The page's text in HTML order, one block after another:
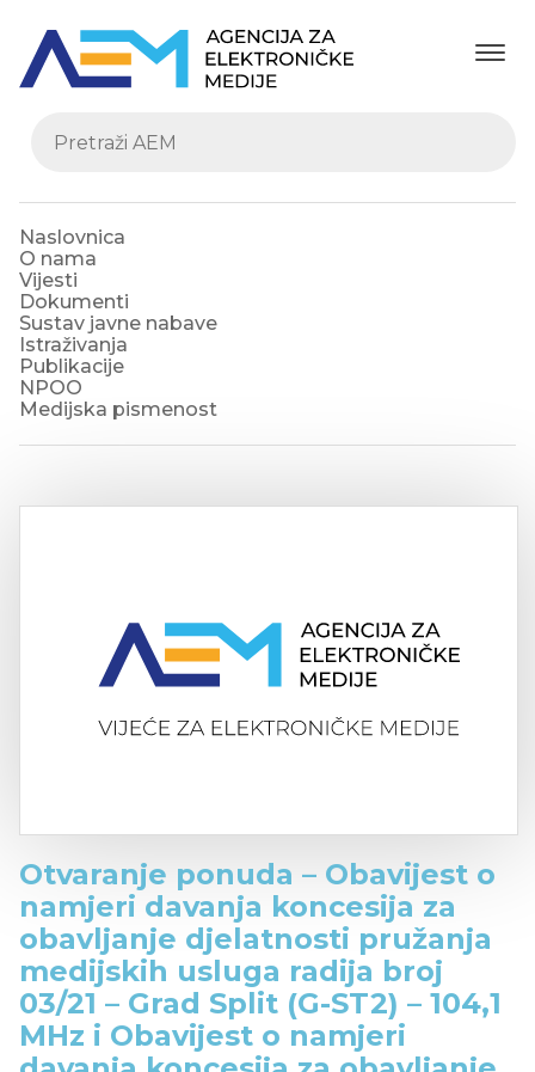
Naslovnica
O nama
Vijesti
Dokumenti
Sustav javne nabave
Istraživanja
Publikacije
NPOO
Medijska pismenost
Otvaranje ponuda – Obavijest o
namjeri davanja koncesija za
obavljanje djelatnosti pružanja
medijskih usluga radija broj
03/21 – Grad Split (G-ST2) – 104,1
MHz i Obavijest o namjeri